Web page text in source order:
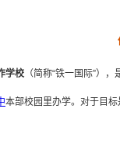
学校 （简称“铁一国际”），
本部校园里办学。对于目